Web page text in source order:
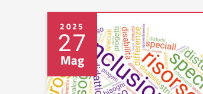
2025
27
Mag